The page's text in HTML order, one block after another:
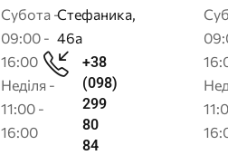
Субота -
09:00 -
16:00
Неділя -
11:00 -
16:00
Стефаника,
46а
+38
(098)
299
80
84